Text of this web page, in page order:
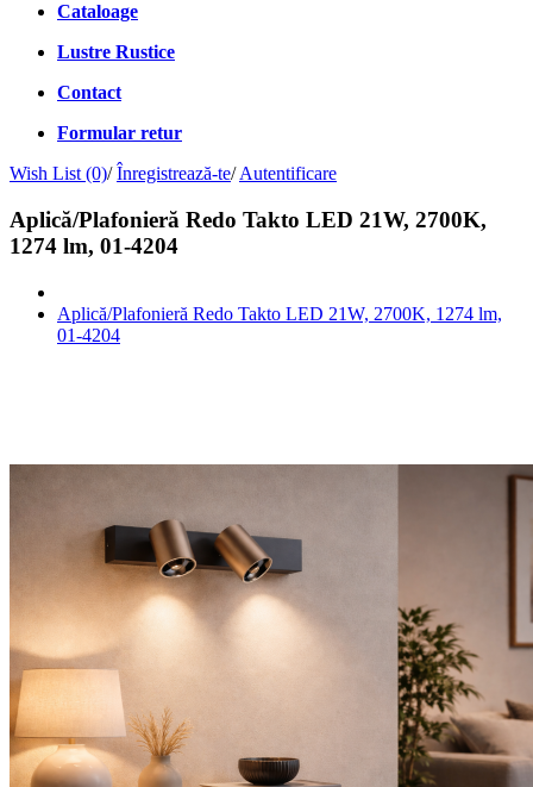
Cataloage
Lustre Rustice
Contact
Formular retur
Wish List (0)/ Înregistrează-te/ Autentificare
Aplică/Plafonieră Redo Takto LED 21W, 2700K,
1274 lm, 01-4204
Aplică/Plafonieră Redo Takto LED 21W, 2700K, 1274 lm,
01-4204